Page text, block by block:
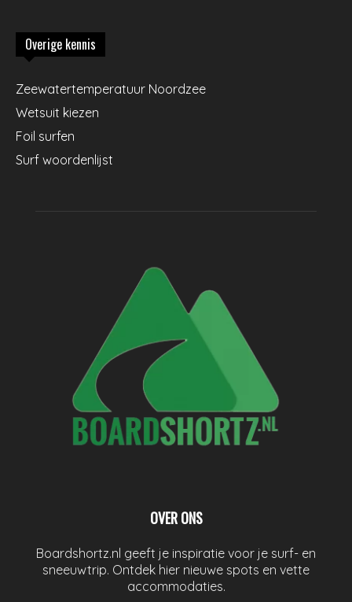
Overige kennis
Zeewatertemperatuur Noordzee
Wetsuit kiezen
Foil surfen
Surf woordenlijst
OVER ONS
Boardshortz.nl geeft je inspiratie voor je surf- en
sneeuwtrip. Ontdek hier nieuwe spots en vette
accommodaties.